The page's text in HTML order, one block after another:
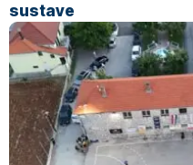
sustave